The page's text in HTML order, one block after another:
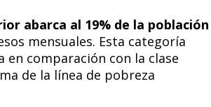
abarca al 19% de la población
mensuales. Esta categoría
comparación con la clase
de la línea de pobreza